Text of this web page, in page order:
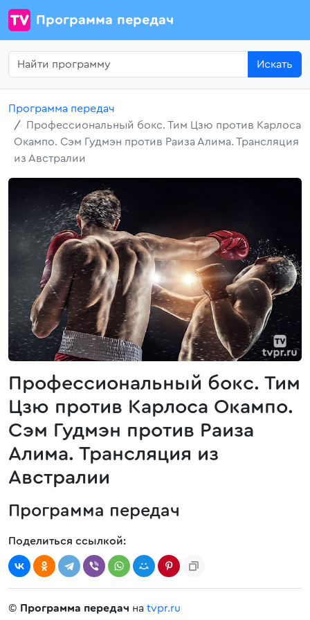
Программа передач
Искать
Программа передач
Профессиональный бокс. Тим Цзю против Карлоса
Окампо. Сэм Гудмэн против Раиза Алима. Трансляция
из Австралии
Профессиональный бокс. Тим
Цзю против Карлоса Окампо.
Сэм Гудмэн против Раиза
Алима. Трансляция из
Австралии
Программа передач
Поделиться ссылкой:
© Программа передач на tvpr.ru